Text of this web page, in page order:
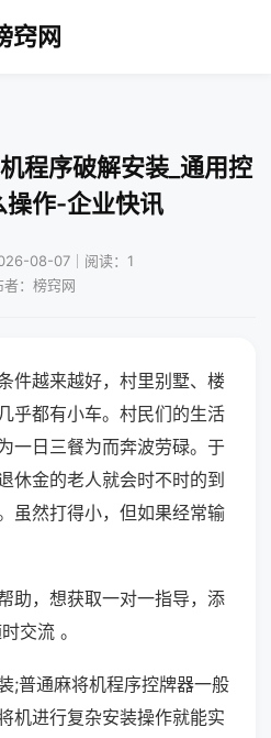
窍网
程序破解安装_通用控
操作-企业快讯
08-07｜阅读：1
者：榜窍网
件越来越好，村里别墅、楼
乎都有小车。村民们的生活
一日三餐为而奔波劳碌。于
休金的老人就会时不时的到
虽然打得小，但如果经常输
助，想获取一对一指导，添
交流 。
;普通麻将机程序控牌器一般
机进行复杂安装操作就能实